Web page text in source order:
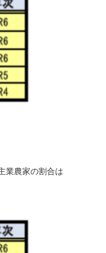
業農家の割合は